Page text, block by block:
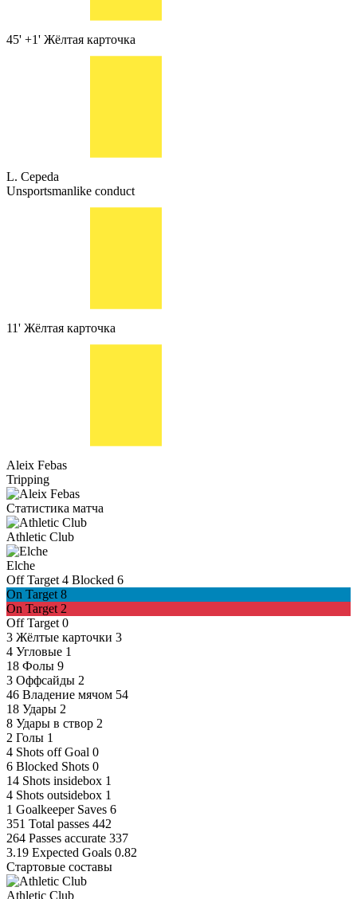
45' +1' Жёлтая карточка
L. Cepeda
Unsportsmanlike conduct
11' Жёлтая карточка
Aleix Febas
Tripping
Статистика матча
Athletic Club
Elche
Off Target 4 Blocked 6
On Target 8
On Target 2
Off Target 0
3 Жёлтые карточки 3
4 Угловые 1
18 Фолы 9
3 Оффсайды 2
46 Владение мячом 54
18 Удары 2
8 Удары в створ 2
2 Голы 1
4 Shots off Goal 0
6 Blocked Shots 0
14 Shots insidebox 1
4 Shots outsidebox 1
1 Goalkeeper Saves 6
351 Total passes 442
264 Passes accurate 337
3.19 Expected Goals 0.82
Стартовые составы
Athletic Club